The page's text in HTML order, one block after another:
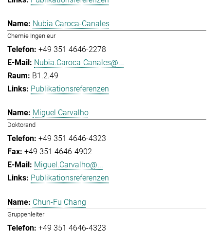
Nubia Caroca-Canales
Chemie Ingenieur
+49 351 4646-2278
Nubia.Caroca-Canales@...
B1.2.49
Publikationsreferenzen
Miguel Carvalho
Doktorand
+49 351 4646-4323
+49 351 4646-4902
Miguel.Carvalho@...
Publikationsreferenzen
Chun-Fu Chang
Gruppenleiter
+49 351 4646-4323